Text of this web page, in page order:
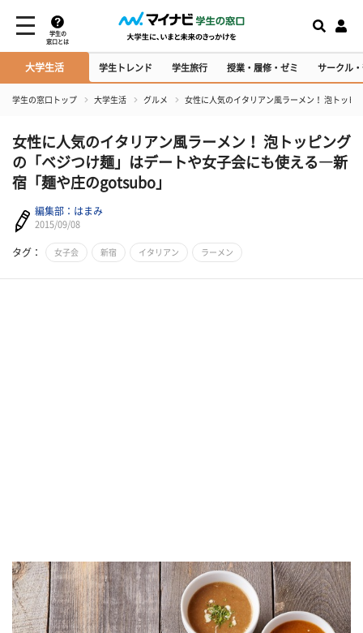
学生の
窓口とは
大学生活 学生トレンド 学生旅行 授業・履修・ゼミ サークル
学生の窓口トップ 大学生活 グルメ 女性に人気のイタリアン風ラーメン！ 泡トッ
女性に人気のイタリアン風ラーメン！ 泡トッピング
の「ベジつけ麺」はデートや女子会にも使える―新
宿「麺や庄のgotsubo」
編集部：はまみ
2015/09/08
タグ： 女子会 新宿 イタリアン ラーメン